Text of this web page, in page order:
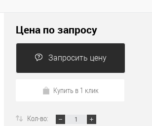
Цена по запросу
Запросить цену
Купить в 1 клик
Кол-во: